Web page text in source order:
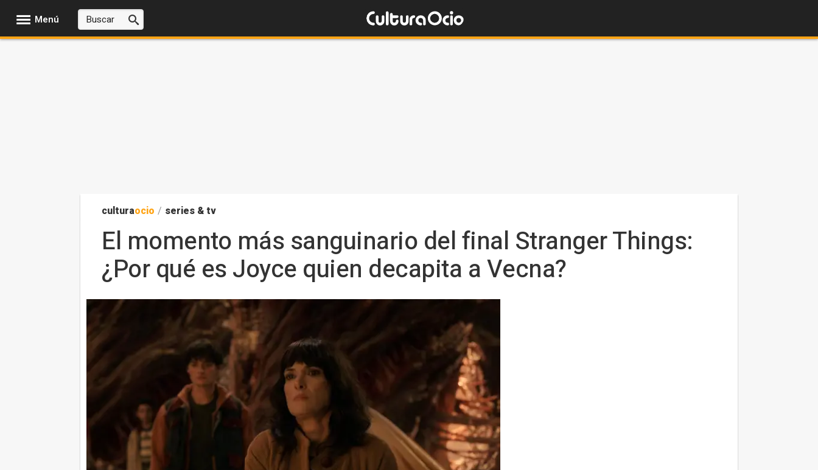
Menú
culturaocio / series & tv
El momento más sanguinario del final Stranger Things:
¿Por qué es Joyce quien decapita a Vecna?